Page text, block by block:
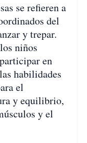
se refieren a
del
y trepar.
niños
en
habilidades
el
y equilibrio,
y el